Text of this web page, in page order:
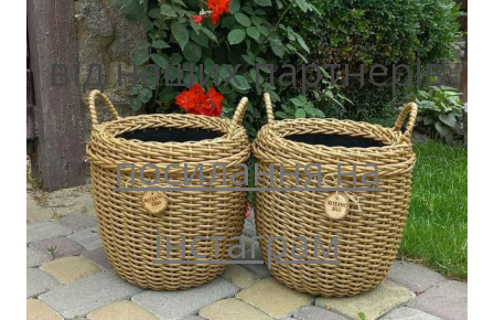
від наших партнерів
посилання на
інстаграм